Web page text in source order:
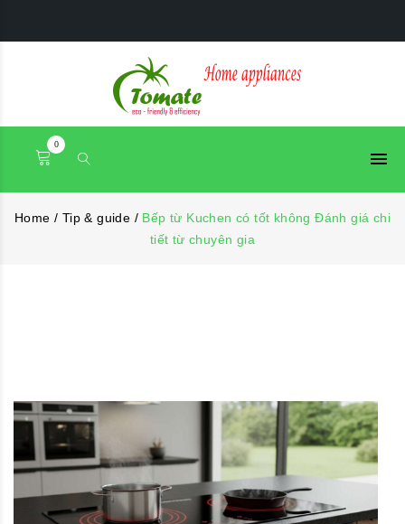
0
Home / Tip & guide / Bếp từ Kuchen có tốt không Đánh giá chi
tiết từ chuyên gia